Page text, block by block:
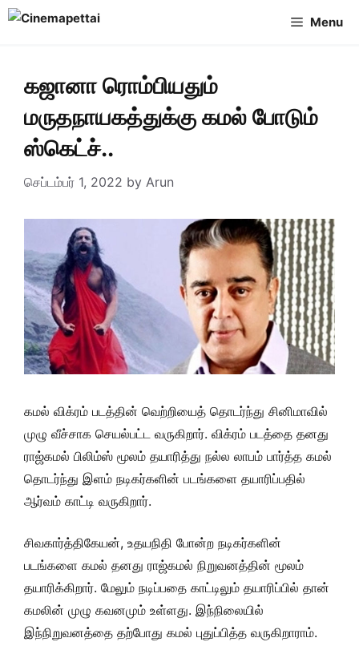
Skip
Menu
கஜானா ரொம்பியதும்
மருதநாயகத்துக்கு கமல் போடும்
ஸ்கெட்ச்..
செப்டம்பர் 1, 2022 by Arun
கமல் விக்ரம் படத்தின் வெற்றியைத் தொடர்ந்து சினிமாவில்
முழு வீச்சாக செயல்பட்ட வருகிறார். விக்ரம் படத்தை தனது
ராஜ்கமல் பிலிம்ஸ் மூலம் தயாரித்து நல்ல லாபம் பார்த்த கமல்
தொடர்ந்து இளம் நடிகர்களின் படங்களை தயாரிப்பதில்
ஆர்வம் காட்டி வருகிறார்.
சிவகார்த்திகேயன், உதயநிதி போன்ற நடிகர்களின்
படங்களை கமல் தனது ராஜ்கமல் நிறுவனத்தின் மூலம்
தயாரிக்கிறார். மேலும் நடிப்பதை காட்டிலும் தயாரிப்பில் தான்
கமலின் முழு கவனமும் உள்ளது. இந்நிலையில்
இந்நிறுவனத்தை தற்போது கமல் புதுப்பித்த வருகிறாராம்.